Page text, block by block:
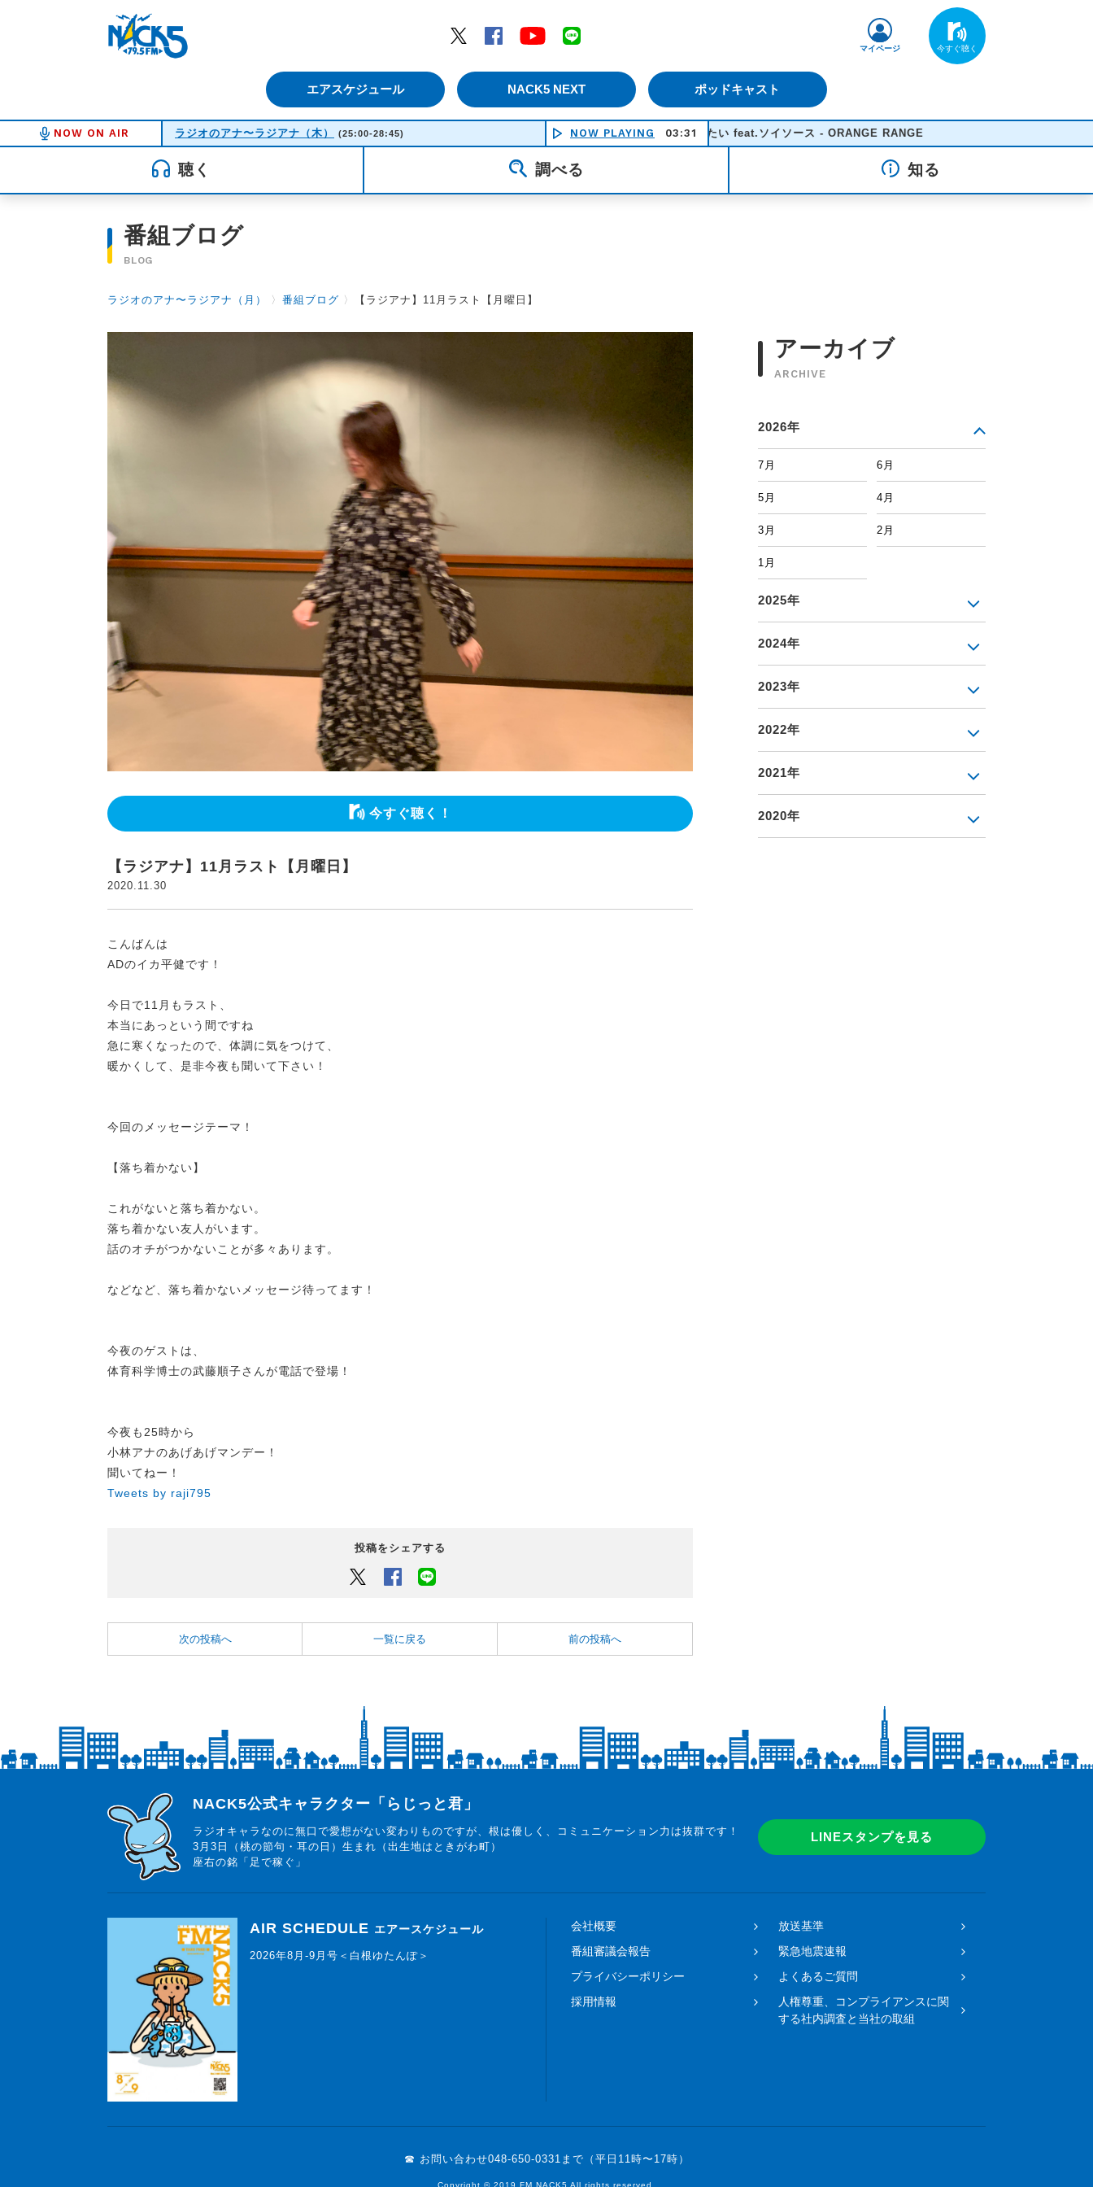
Twitter
Facebook YouTube
エアスケジュール NACK5 NEXT ポッドキャスト
マイページ
NOW ON AIR ラジオのアナ〜ラジアナ（木） (25:00-28:45) NOW PLAYING 03:31
CURRY食べたい feat.ソイソース - ORANGE RANGE
聴く 調べる 知る
番組ブログ
BLOG
ラジオのアナ〜ラジアナ（月） 〉 番組ブログ 〉 【ラジアナ】11月ラスト【月曜日】
今すぐ聴く！
【ラジアナ】11月ラスト【月曜日】
2020.11.30
こんばんは
ADのイカ平健です！
今日で11月もラスト、
本当にあっという間ですね
急に寒くなったので、体調に気をつけて、
暖かくして、是非今夜も聞いて下さい！
今回のメッセージテーマ！
【落ち着かない】
これがないと落ち着かない。
落ち着かない友人がいます。
話のオチがつかないことが多々あります。
などなど、落ち着かないメッセージ待ってます！
今夜のゲストは、
体育科学博士の武藤順子さんが電話で登場！
今夜も25時から
小林アナのあげあげマンデー！
聞いてねー！
Tweets by raji795
投稿をシェアする
Twitter Facebook
次の投稿へ 一覧に戻る 前の投稿へ
アーカイブ
ARCHIVE
2026年
7月 6月
5月 4月
3月 2月
1月
2025年
2024年
2023年
2022年
2021年
2020年
らじっと君
NACK5公式キャラクター「らじっと君」
ラジオキャラなのに無口で愛想がない変わりものですが、根は優しく、コミュニケーション力は抜群です！
3月3日（桃の節句・耳の日）生まれ（出生地はときがわ町）
座右の銘「足で稼ぐ」
LINEスタンプを見る
AIR SCHEDULE エアースケジュール
2026年8月-9月号＜白根ゆたんぽ＞
会社概要
放送基準
番組審議会報告
緊急地震速報
プライバシーポリシー
よくあるご質問
採用情報
人権尊重、コンプライアンスに関
する社内調査と当社の取組
☎ お問い合わせ048-650-0331まで（平日11時〜17時）
Copyright © 2019 FM NACK5 All rights reserved.